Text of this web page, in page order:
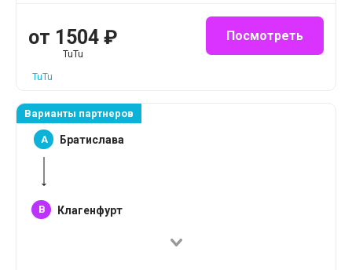
от 1504 ₽
TuTu
Посмотреть
TuTu
Варианты партнеров
A Братислава
B Клагенфурт